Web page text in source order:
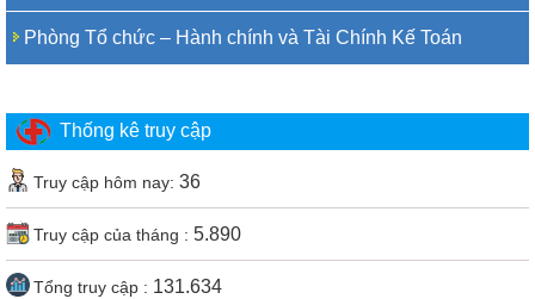
Phòng Tổ chức – Hành chính và Tài Chính Kế Toán
Thống kê truy cập
36
5.890
131.634